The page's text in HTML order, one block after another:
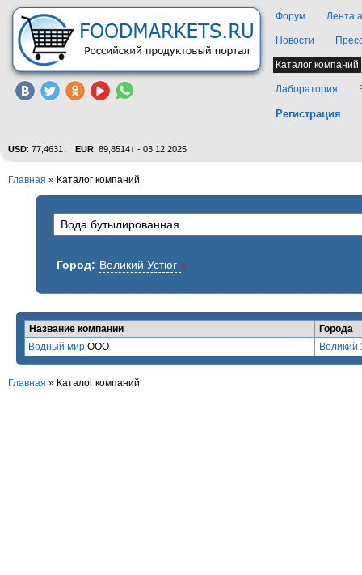
Форум Лента
Новости
Каталог компаний
Лаборатория
Регистрация
USD: 77,4631↓ EUR: 89,8514↓ - 03.12.2025
Главная » Каталог компаний
Город: Великий Устюг x
Название компании
Города
Водный мир ООО Великий
Главная » Каталог компаний